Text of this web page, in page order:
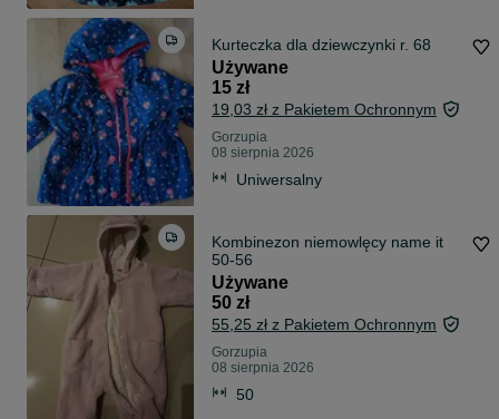
Kurteczka dla dziewczynki r. 68
Używane
15 zł
19,03 zł z Pakietem Ochronnym
Gorzupia
08 sierpnia 2026
Uniwersalny
Kombinezon niemowlęcy name it
50-56
Używane
50 zł
55,25 zł z Pakietem Ochronnym
Gorzupia
08 sierpnia 2026
50